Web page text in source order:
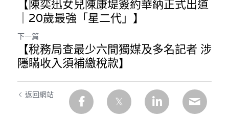
【陳奕迅女兒陳康堤簽約華納正式出道
｜20歲最強「星二代」】
下一篇
【稅務局查最少六間獨媒及多名記者 涉
隱瞞收入須補繳稅款】
返回網站